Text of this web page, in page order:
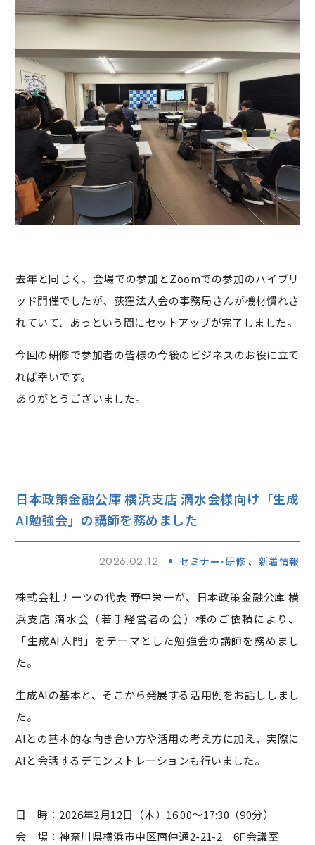
去年と同じく、会場での参加とZoomでの参加のハイブリ
ッド開催でしたが、荻窪法人会の事務局さんが機材慣れさ
れていて、あっという間にセットアップが完了しました。
今回の研修で参加者の皆様の今後のビジネスのお役に立て
れば幸いです。
ありがとうございました。
日本政策金融公庫 横浜支店 滴水会様向け「生成
AI勉強会」の講師を務めました
2026.02.12 セミナー･研修 新着情報
株式会社ナーツの代表 野中栄一が、
日本政策金融公庫 横
浜支店 滴水会（若手経営者の会） 様のご依頼により、
「生成AI入門」をテーマとした勉強会の講師を務めまし
た。
生成AIの基本と、そこから発展する活用例をお話ししまし
た。
AIとの基本的な向き合い方や活用の考え方に加え、実際に
AIと会話するデモンストレーションも行いました。
日 時：2026年2月12日（木）16:00～17:30（90分）
会 場：神奈川県横浜市中区南仲通2-21-2 6F会議室